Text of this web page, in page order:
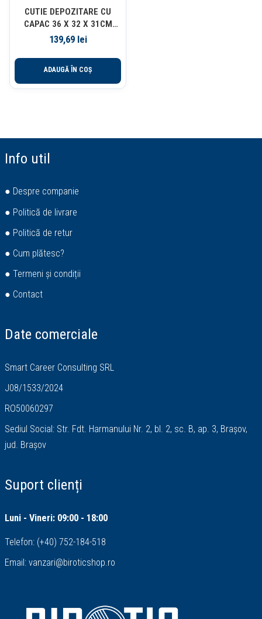
CUTIE DEPOZITARE CU
CAPAC 36 X 32 X 31CM
ALBA RECYCLED FSC 3/SET
139,69 lei
ADAUGĂ ÎN COȘ
Info util
● Despre companie
● Politică de livrare
● Politică de retur
● Cum plătesc?
● Termeni și condiții
● Contact
Date comerciale
Smart Career Consulting SRL
J08/1533/2024
RO50060297
Sediul Social: Str. Fdt. Harmanului Nr. 2, bl. 2, sc. B, ap. 3, Brașov,
jud. Brașov
Suport clienți
Luni - Vineri: 09:00 - 18:00
Telefon: (+40) 752-184-518
Email: vanzari@biroticshop.ro